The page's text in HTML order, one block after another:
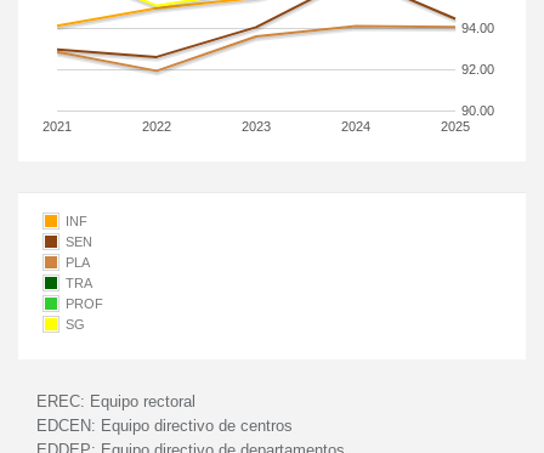
2021 2022 2023 2024 2025
90.00
92.00
94.00
INF
SEN
PLA
TRA
PROF
SG
EREC: Equipo rectoral
EDCEN: Equipo directivo de centros